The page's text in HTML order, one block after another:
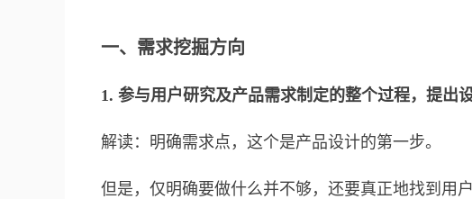
一、需求挖掘方向
1. 参与用户研究及产品需求制定的整个过程，提出
解读：明确需求点，这个是产品设计的第一步。
但是，仅明确要做什么并不够，还要真正地找到用户